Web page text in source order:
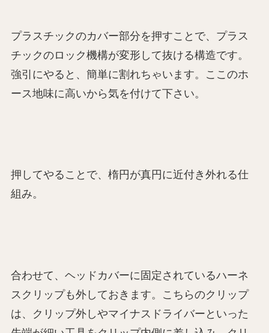
プラスチックのカバー部分を押すことで、プラス
チックのロック機構が変形して抜ける構造です。
強引にやると、簡単に割れちゃいます。ここのホ
ース地味に高いから気を付けて下さい。
押してやることで、楕円が真円に近付き外れる仕
組み。
合わせて、ヘッドカバーに固定されているハーネ
スクリップも外しておきます。こちらのクリップ
は、クリップ外しやマイナスドライバーといった